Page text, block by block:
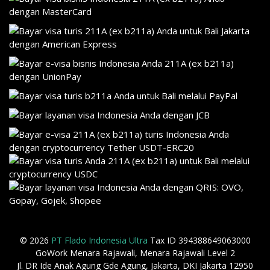
© 2026 PT Flado Indonesia Ultra Tax ID 394388649063000
GoWork Menara Rajawali, Menara Rajawali Level 2
Jl. DR Ide Anak Agung Gde Agung, Jakarta, DKI Jakarta 12950